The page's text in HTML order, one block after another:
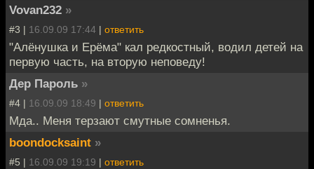
Vovan232 »
#3 | 16.09.09 17:44 | ответить
"Алёнушка и Ерёма" кал редкостный, водил детей на
первую часть, на вторую неповеду!
Дер Пароль »
#4 | 16.09.09 18:49 | ответить
Мда.. Меня терзают смутные сомненья.
boondocksaint »
#5 | 16.09.09 19:19 | ответить